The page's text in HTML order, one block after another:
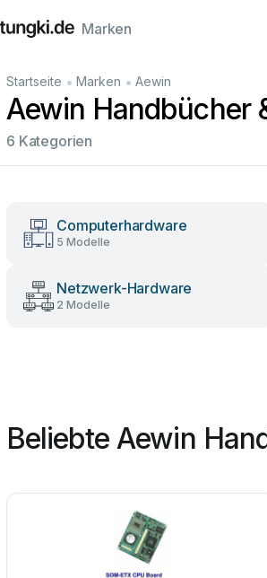
ItalianoFrançais
Marken
Startseite • Marken • Aewin
Aewin Handbücher
6 Kategorien
Computerhardware
5 Modelle
Netzwerk-Hardware
2 Modelle
Beliebte Aewin